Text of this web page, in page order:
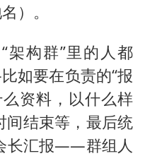
）。
架构群”里的人都
如要在负责的“报
资料，以什么样
间结束等，最后统
长汇报——群组人